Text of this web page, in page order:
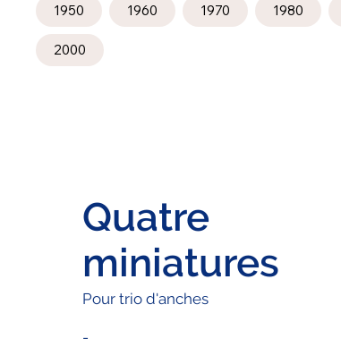
Quatre
miniatures
Pour trio d'anches
-
1950 1960 1970 1980
2000